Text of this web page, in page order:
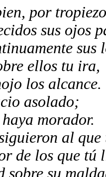
por
sus ojos
sus
ellos tu ira,
los alcance.
asolado;
morador.
al que
de los que tú
sobre su